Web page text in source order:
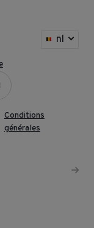
nl
Conditions
générales